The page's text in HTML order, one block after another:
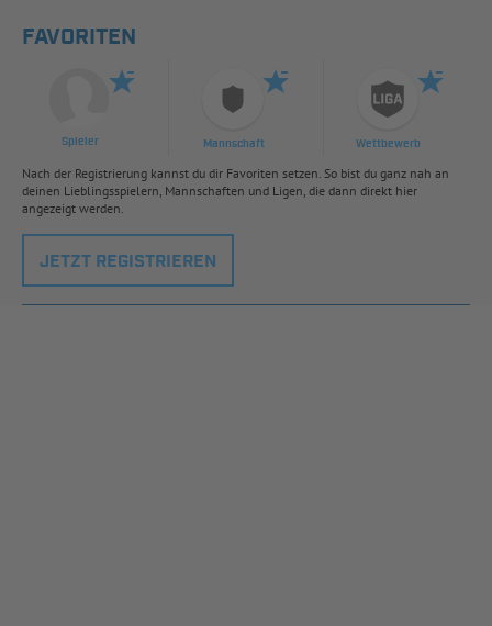
FAVORITEN
Spieler Mannschaft Wettbewerb
Nach der Registrierung kannst du dir Favoriten setzen. So bist du ganz nah an
deinen Lieblingsspielern, Mannschaften und Ligen, die dann direkt hier
angezeigt werden.
JETZT REGISTRIEREN